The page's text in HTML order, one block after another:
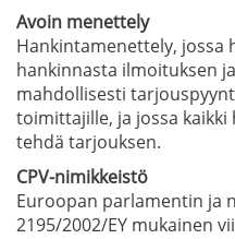
Avoin menettely
Hankintamenettely, jossa
hankinnasta ilmoituksen
mahdollisesti
toimittajille, ja jossa
tehdä tarjouksen.
CPV-nimikkeistö
Euroopan parlamentin ja
2195/2002/EY mukainen